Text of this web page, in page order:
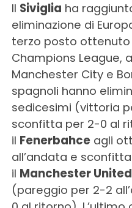
Il Siviglia ha
eliminazione di
terzo posto ottenuto
Champions League,
Manchester City e
spagnoli hanno
sedicesimi (vittoria
sconfitta per 2-0 al
il Fenerbahceagli
all’andata e
il Manchester United
(pareggio per 2-2